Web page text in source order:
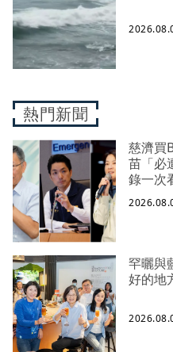
熱門新聞
慈濟買
苗「必
錄一次
罕曬與
好的地